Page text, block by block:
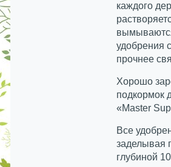
каждого
удобрения
прочнее
Хорошо
подкормок
«Master
Все
заделывая
глубиной